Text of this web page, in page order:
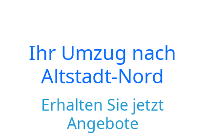
Ihr Umzug nach
Altstadt-Nord
Erhalten Sie jetzt
Angebote